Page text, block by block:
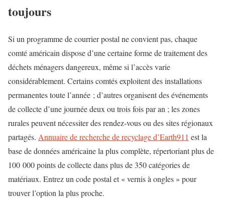
toujours
Si un programme de courrier postal ne convient pas, chaque
comté américain dispose d’une certaine forme de traitement des
déchets ménagers dangereux, même si l’accès varie
considérablement. Certains comtés exploitent des installations
permanentes toute l’année ; d’autres organisent des événements
de collecte d’une journée deux ou trois fois par an ; les zones
rurales peuvent nécessiter des rendez-vous ou des sites régionaux
partagés. Annuaire de recherche de recyclage d’Earth911 est la
base de données américaine la plus complète, répertoriant plus de
100 000 points de collecte dans plus de 350 catégories de
matériaux. Entrez un code postal et « vernis à ongles » pour
trouver l’option la plus proche.